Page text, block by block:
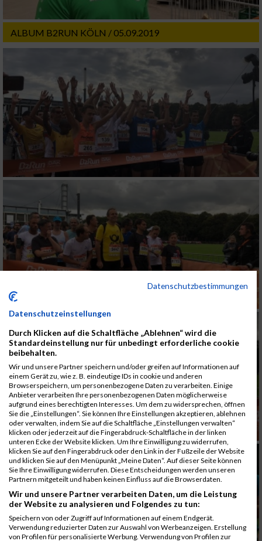
ALBUM B2RUN KÖLN / 05.09.2019
Datenschutzbestimmungen
Datenschutzeinstellungen
Durch Klicken auf die Schaltfläche „Ablehnen“ wird die
Standardeinstellung nur für unbedingt erforderliche cookie
beibehalten.
Wir und unsere Partner speichern und/oder greifen auf Informationen auf
einem Gerät zu, wie z. B. eindeutige IDs in cookie und anderen
Browserspeichern, um personenbezogene Daten zu verarbeiten. Einige
Anbieter verarbeiten Ihre personenbezogenen Daten möglicherweise
aufgrund eines berechtigten Interesses. Um dem zu widersprechen, öffnen
Sie die „Einstellungen“. Sie können Ihre Einstellungen akzeptieren, ablehnen
oder verwalten, indem Sie auf die Schaltfläche „Einstellungen verwalten“
klicken oder jederzeit auf die Fingerabdruck-Schaltfläche in der linken
unteren Ecke der Website klicken. Um Ihre Einwilligung zu widerrufen,
klicken Sie auf den Fingerabdruck oder den Link in der Fußzeile der Website
und klicken Sie auf den Menüpunkt „Meine Daten“. Auf dieser Seite können
Sie Ihre Einwilligung widerrufen. Diese Entscheidungen werden unseren
Partnern mitgeteilt und haben keinen Einfluss auf die Browserdaten.
Wir und unsere Partner verarbeiten Daten, um die Leistung
der Website zu analysieren und Folgendes zu tun:
Speichern von oder Zugriff auf Informationen auf einem Endgerät.
Verwendung reduzierter Daten zur Auswahl von Werbeanzeigen. Erstellung
von Profilen für personalisierte Werbung. Verwendung von Profilen zur